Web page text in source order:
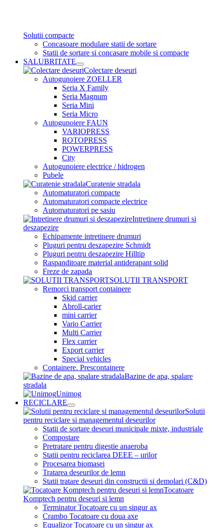
Solutii compacte
Concasoare modulare statii de sortare
Statii de sortare si concasare mobile si compacte
SALUBRITATE
Colectare deseuri
Autogunoiere ZOELLER
Seria X Family
Seria Magnum
Seria Mini
Seria Micro
Autogunoiere FAUN
VARIOPRESS
ROTOPRESS
POWERPRESS
City
Autogunoiere electrice / hidrogen
Pubele
Curatenie stradala
Automaturatori compacte
Automaturatori compacte electrice
Automaturatori pe sasiu
Intretinere drumuri si
deszapezire
Echipamente intretinere drumuri
Pluguri pentru deszapezire Schmidt
Pluguri pentru deszapezire Hilltip
Raspanditoare material antiderapant solid
Freze de zapada
SOLUTII TRANSPORT
Remorci transport containere
Skid carrier
Abroll-carier
mini carrier
Vario Carrier
Multi Carrier
Flex carrier
Export carrier
Special vehicles
Containere. Prescontainere
Bazine de apa, spalare
stradala
Unimog
RECICLARE
Solutii
pentru reciclare si managementul deseurilor
Statii de sortare deseuri municipale mixte, industriale
Compostare
Pretratare pentru digestie anaeroba
Statii pentru reciclarea DEEE – urilor
Procesarea biomasei
Tratarea deseurilor de lemn
Statii tratare deseuri din constructii si demolari (C&D)
Tocatoare
Komptech pentru deseuri si lemn
Terminator Tocatoare cu un singur ax
Crambo Tocatoare cu doua axe
Equalizor Tocatoare cu un singur ax